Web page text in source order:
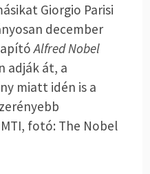
Giorgio Parisi
december
Alfred Nobel
adják át, a
miatt idén is a
fotó: The Nobel